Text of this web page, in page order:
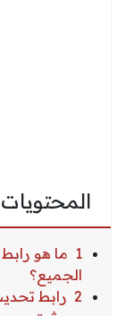
المحتويات
1 ما هو
الجميع؟